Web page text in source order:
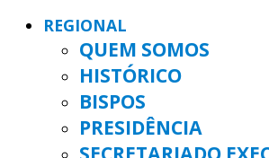
REGIONAL
QUEM SOMOS
HISTÓRICO
BISPOS
PRESIDÊNCIA